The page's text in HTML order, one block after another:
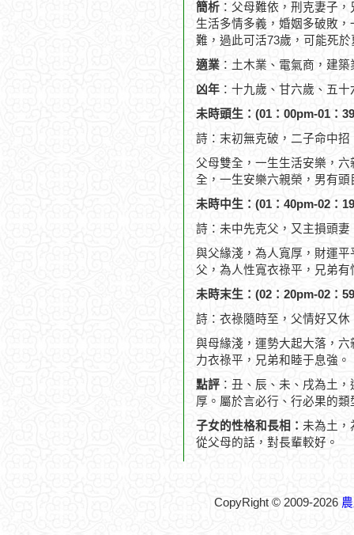
簡析 ：父母難依，刑克妻子
生活多情多義，婚姻多破敗
難，過此可活73歲，可能死於
適業 ：土木業、電氣商，建
凶年 ：十九歲、甘六歲、五
未時頭生：(01：00pm-01：
詩：末初無克破，二子命中
父母雙全，一生生活安樂，
全，一生安樂六親榮，男有
未時中生：(01：40pm-02：
詩：未中先克父，又主損頭
與父緣淺，為人寬厚，財運
父，為人性寬衣祿平，兄弟
未時末生：(02：20pm-02：
詩：衣祿隨時至，父情好又
與母緣淺，運勢大起大落，
力衣祿平，兄弟和睦于息強。
點評 ：丑、辰、未、戌為土
厚。屬於言必行、行必果的
子女的性格和長相： 未為土，
從父母的話，對長輩較好。
CopyRight © 2009-2026